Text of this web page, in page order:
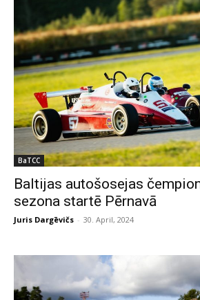
BaTCC
Baltijas autošosejas
sezona startē Pērnavā
Juris Dargēvičs - 30. April, 2024